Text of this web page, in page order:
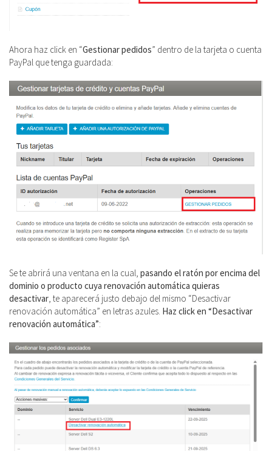
Ahora haz click en “Gestionar pedidos” dentro de la tarjeta o cuenta
PayPal que tenga guardada:
Se te abrirá una ventana en la cual, pasando el ratón por encima del
dominio o producto cuya renovación automática quieras
desactivar , te aparecerá justo debajo del mismo “Desactivar
renovación automática” en letras azules. Haz click en “Desactivar
renovación automática”: